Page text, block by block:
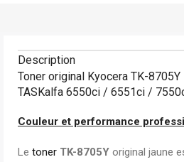
Description
Toner original Kyocera TK-
TASKalfa 6550ci / 6551ci /
Couleur et performance
Le toner TK-8705Y original jaune